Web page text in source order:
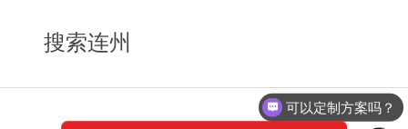
搜索连州
可以定制方案吗？